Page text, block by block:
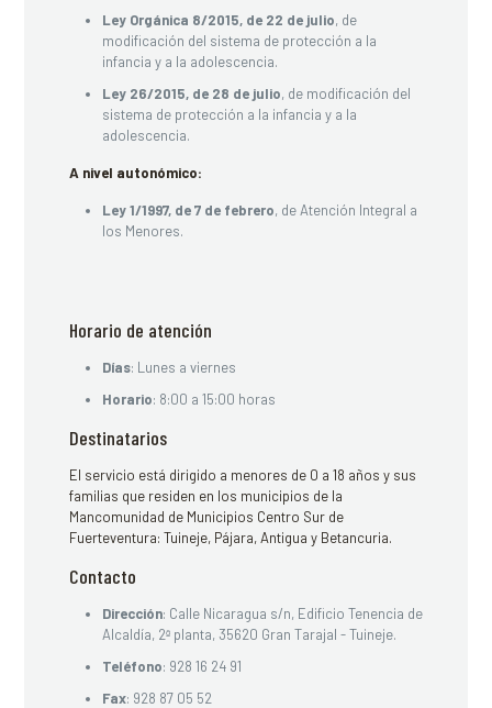
Ley Orgánica 8/2015, de 22 de julio, de
modificación del sistema de protección a la
infancia y a la adolescencia.
Ley 26/2015, de 28 de julio, de modificación del
sistema de protección a la infancia y a la
adolescencia.
A nivel autonómico:
Ley 1/1997, de 7 de febrero, de Atención Integral a
los Menores.
Horario de atención
Días: Lunes a viernes
Horario: 8:00 a 15:00 horas
Destinatarios
El servicio está dirigido a menores de 0 a 18 años y sus
familias que residen en los municipios de la
Mancomunidad de Municipios Centro Sur de
Fuerteventura: Tuineje, Pájara, Antigua y Betancuria.
Contacto
Dirección: Calle Nicaragua s/n, Edificio Tenencia de
Alcaldía, 2ª planta, 35620 Gran Tarajal - Tuineje.
Teléfono: 928 16 24 91
Fax: 928 87 05 52